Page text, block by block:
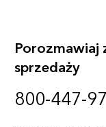
Porozmawiaj
sprzedaży
800-447-